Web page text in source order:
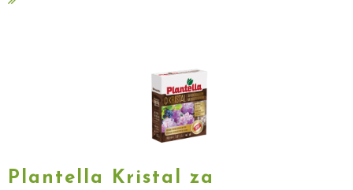
Plantella Kristal za